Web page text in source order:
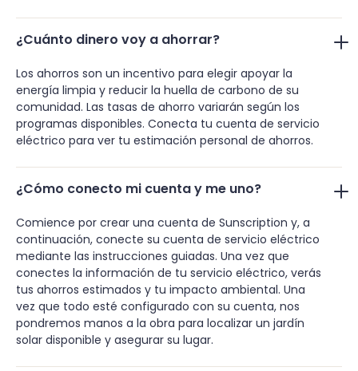
¿Cuánto dinero voy a ahorrar?
Los ahorros son un incentivo para elegir apoyar la
energía limpia y reducir la huella de carbono de su
comunidad. Las tasas de ahorro variarán según los
programas disponibles. Conecta tu cuenta de servicio
eléctrico para ver tu estimación personal de ahorros.
¿Cómo conecto mi cuenta y me uno?
Comience por crear una cuenta de Sunscription y, a
continuación, conecte su cuenta de servicio eléctrico
mediante las instrucciones guiadas. Una vez que
conectes la información de tu servicio eléctrico, verás
tus ahorros estimados y tu impacto ambiental. Una
vez que todo esté configurado con su cuenta, nos
pondremos manos a la obra para localizar un jardín
solar disponible y asegurar su lugar.